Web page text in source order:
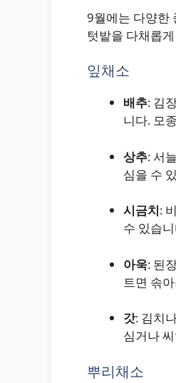
9월에는 다양한
텃밭을 다채롭
잎채소
배추: 김
니다. 모
상추: 서
심을 수
시금치:
수 있습
아욱: 된
트면 솎
갓: 김치
심거나
뿌리채소